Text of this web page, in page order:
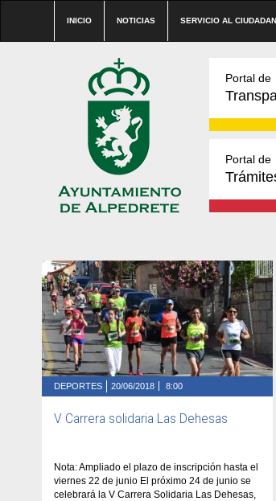
INICIO NOTICIAS SERVICIO AL
Portal de
Portal de
DEPORTES 20/06/2018 8:00
V Carrera solidaria Las Dehesas
Nota: Ampliado el plazo de inscripción hasta el
viernes 22 de junio El próximo 24 de junio se
celebrará la V Carrera Solidaria Las Dehesas,